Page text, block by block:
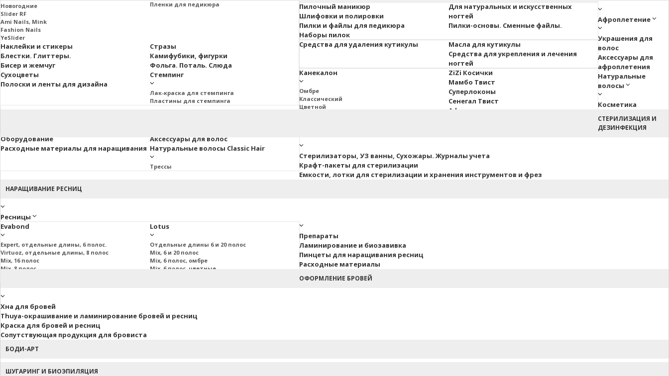
Пленки для педикюра
Новогодние
Slider RF
Ami Nails, Mink
Fashion Nails
YeSlider
Наклейки и стикеры
Стразы
Блестки. Глиттеры.
Камифубики, фигурки
Бисер и жемчуг
Фольга. Поталь. Слюда
Сухоцветы
Стемпинг
Лак-краска для стемпинга
Пластины для стемпинга
Полоски и ленты для дизайна
Для натуральных и искусственных
ногтей
Пилочный маникюр
Шлифовки и полировки
Пилки и файлы для педикюра
Пилки-основы. Сменные файлы.
Наборы пилок
Масла для кутикулы
Средства для удаления кутикулы
Средства для укрепления и лечения
ногтей
Афроплетение
ZiZi Косички
Канекалон
Омбре
Классический
Цветной
Мамбо Твист
Суперлоконы
Сенегал Твист
Афрокосы
Украшения для
волос
Аксессуары для
афроплетения
Натуральные
волосы
Аксессуары для волос
Оборудование
Натуральные волосы Classic Hair
Трессы
Расходные материалы для наращивания
Косметика
СТЕРИЛИЗАЦИЯ И
ДЕЗИНФЕКЦИЯ
Стерилизаторы, УЗ ванны, Сухожары. Журналы учета
Крафт-пакеты для стерилизации
Емкости, лотки для стерилизации и хранения инструментов и фрез
НАРАЩИВАНИЕ РЕСНИЦ
Ресницы
Lotus
Отдельные длины 6 и 20 полос
Mix, 6 и 20 полос
Mix, 6 полос, омбре
Mix, 6 полос, цветные
Evabond
Expert, отдельные длины, 6 полос.
Virtuoz, отдельные длины, 8 полос
Mix, 16 полос
Mix, 8 полос
Препараты
Ламинирование и биозавивка
Пинцеты для наращивания ресниц
Расходные материалы
ОФОРМЛЕНИЕ БРОВЕЙ
Хна для бровей
Thuya-окрашивание и ламинирование бровей и ресниц
Краска для бровей и ресниц
Сопутствующая продукция для бровиста
БОДИ-АРТ
ШУГАРИНГ И БИОЭПИЛЯЦИЯ